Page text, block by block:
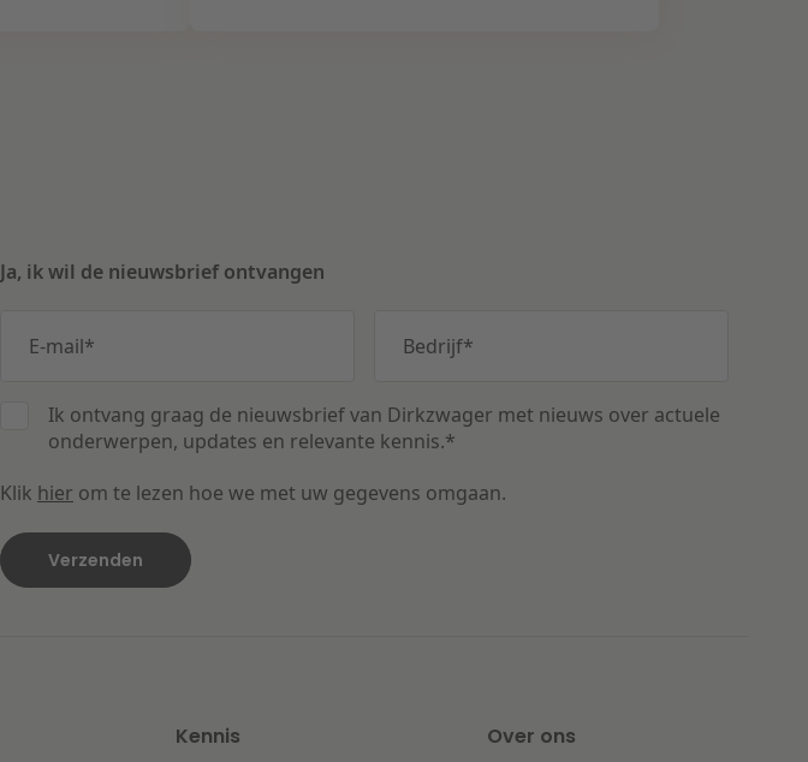
Ja, ik wil de nieuwsbrief ontvangen
E-mail* Bedrijf*
Ik ontvang graag de nieuwsbrief van Dirkzwager met nieuws over actuele
onderwerpen, updates en relevante kennis.*
Klik hier om te lezen hoe we met uw gegevens omgaan.
Kennis Over ons